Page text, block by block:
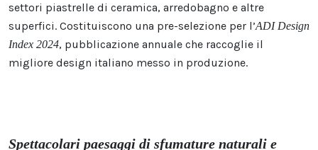
settori piastrelle di ceramica, arredobagno e altre
superfici. Costituiscono una pre-selezione per l’ADI Design
Index 2024, pubblicazione annuale che raccoglie il
migliore design italiano messo in produzione.
Spettacolari paesaggi di sfumature naturali e